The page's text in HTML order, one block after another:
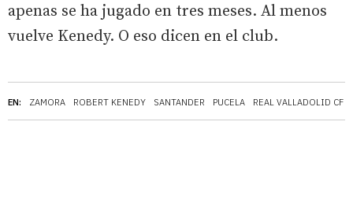
EN: ZAMORA ROBERT KENEDY SANTANDER PUCELA REAL VALLADOLID CF
apenas se ha jugado en tres meses. Al menos
vuelve Kenedy. O eso dicen en el club.